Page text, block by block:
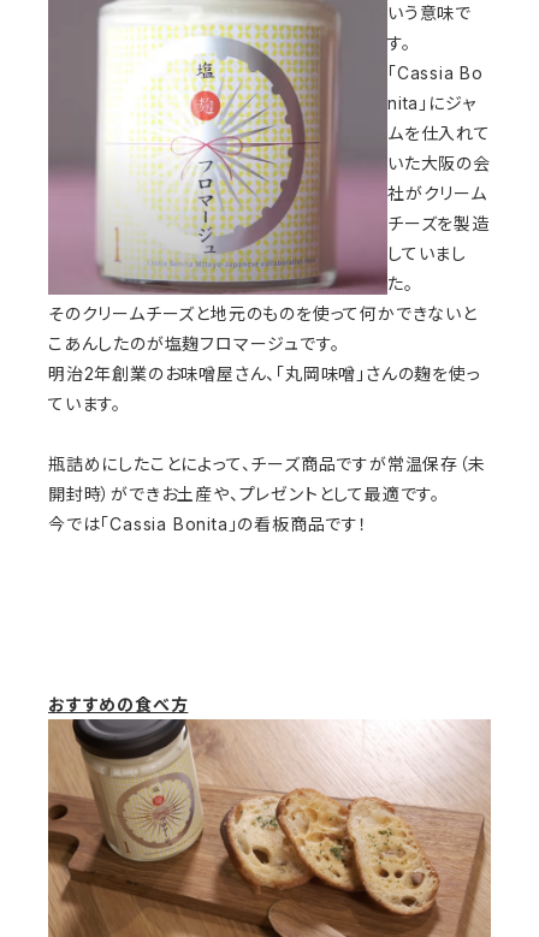
いう意味で
す。
「Cassia Bo
nita」にジャ
ムを仕入れて
いた大阪の会
社がクリーム
チーズを製造
していまし
た。
そのクリームチーズと地元のものを使って何かできないと
こあんしたのが塩麹フロマージュです。
明治2年創業のお味噌屋さん、「丸岡味噌」さんの麹を使っ
ています。
瓶詰めにしたことによって、チーズ商品ですが常温保存（未
開封時）ができお土産や、プレゼントとして最適です。
今では「Cassia Bonita」の看板商品です！
おすすめの食べ方